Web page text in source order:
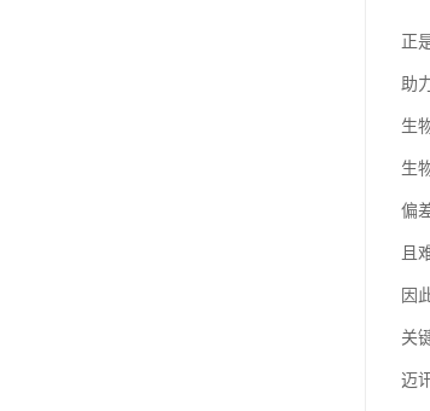
正
助
生
生
偏
且
因
关
迈